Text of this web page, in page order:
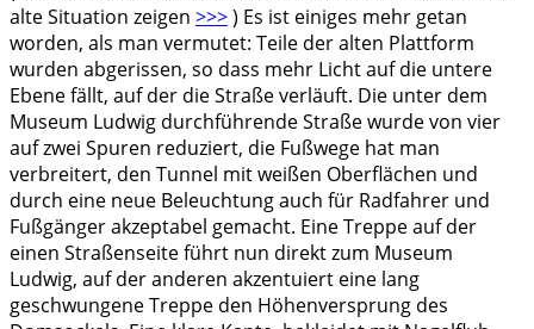
alte Situation zeigen >>>) Es ist einiges mehr getan
worden, als man vermutet: Teile der alten Plattform
wurden abgerissen, so dass mehr Licht auf die untere
Ebene fällt, auf der die Straße verläuft. Die unter dem
Museum Ludwig durchführende Straße wurde von vier
auf zwei Spuren reduziert, die Fußwege hat man
verbreitert, den Tunnel mit weißen Oberflächen und
durch eine neue Beleuchtung auch für Radfahrer und
Fußgänger akzeptabel gemacht. Eine Treppe auf der
einen Straßenseite führt nun direkt zum Museum
Ludwig, auf der anderen akzentuiert eine lang
geschwungene Treppe den Höhenversprung des